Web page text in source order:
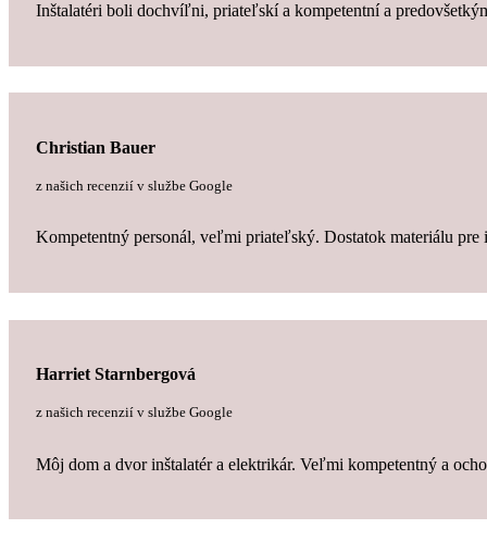
Inštalatéri boli dochvíľni, priateľskí a kompetentní a
Christian Bauer
z našich recenzií v službe Google
Kompetentný personál, veľmi priateľský. Dostatok materiálu
Harriet Starnbergová
z našich recenzií v službe Google
Môj dom a dvor inštalatér a elektrikár. Veľmi kompetentný a